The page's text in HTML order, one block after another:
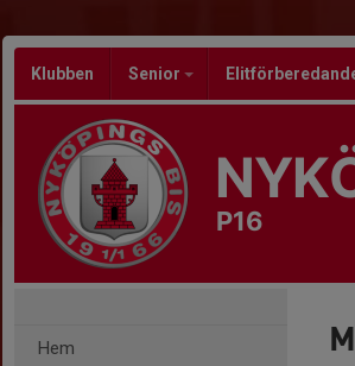
Klubben Senior
P16
Hem